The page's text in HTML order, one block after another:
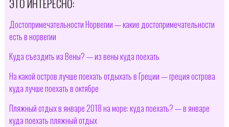
ЭТО ИНТЕРЕСНО:
Достопримечательности Норвегии — какие достопримечательности
есть в норвегии
Куда съездить из Вены? — из вены куда поехать
На какой остров лучше поехать отдыхать в Греции — греция острова
куда лучше поехать в октябре
Пляжный отдых в январе 2018 на море: куда поехать? — в январе
куда поехать пляжный отдых